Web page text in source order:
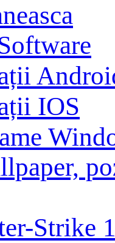
IOS
Strike